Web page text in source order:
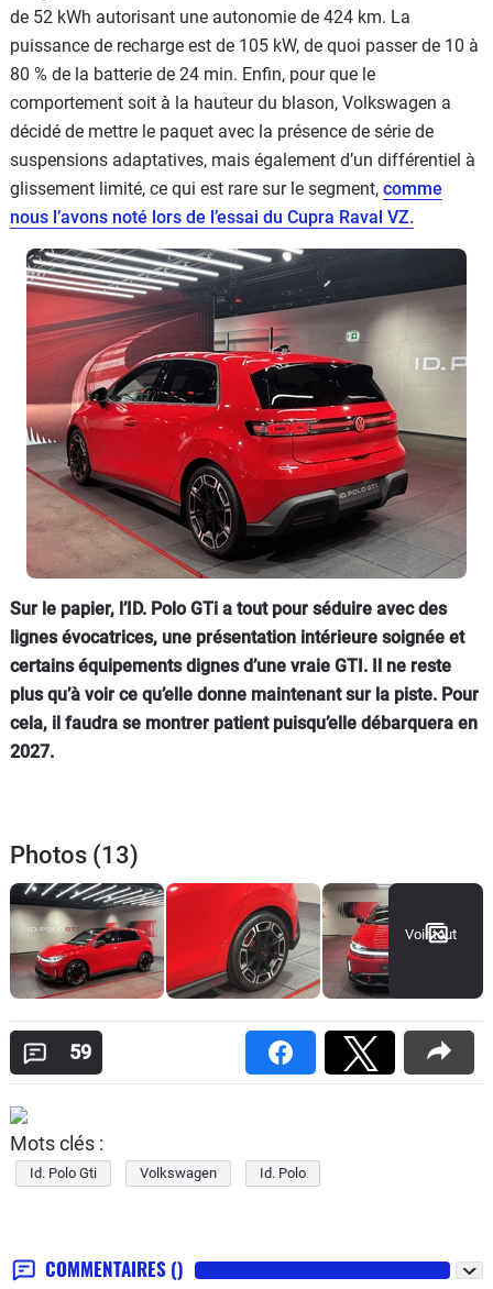
de 52 kWh autorisant une autonomie de 424 km. La
puissance de recharge est de 105 kW, de quoi passer de 10 à
80 % de la batterie de 24 min. Enfin, pour que le
comportement soit à la hauteur du blason, Volkswagen a
décidé de mettre le paquet avec la présence de série de
suspensions adaptatives, mais également d’un différentiel à
glissement limité, ce qui est rare sur le segment, comme
nous l’avons noté lors de l’essai du Cupra Raval VZ.
Sur le papier, l’ID. Polo GTi a tout pour séduire avec des
lignes évocatrices, une présentation intérieure soignée et
certains équipements dignes d’une vraie GTI. Il ne reste
plus qu’à voir ce qu’elle donne maintenant sur la piste. Pour
cela, il faudra se montrer patient puisqu’elle débarquera en
2027.
Photos (13)
Voir tout
59
Mots clés :
Id. Polo Gti Volkswagen Id. Polo
COMMENTAIRES ()